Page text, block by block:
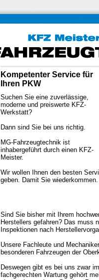
Kompetenter Service für
Ihren PKW
Suchen Sie eine zuverlässige,
moderne und preiswerte KFZ-
Werkstatt?
Dann sind Sie bei uns richtig.
MG-Fahrzeugtechnik ist
inhabergeführt durch einen KFZ-
Meister.
Wir wollen Ihnen den besten
geben. Damit Sie wiederkommen.
Sind Sie bisher mit Ihrem
Herstellers gefahren? Das muss
Inspektionen nach
Unsere Fachleute und
besonderen Fahrzeugen der
Deswegen gibt es bei uns zwar
fachgerechten Wartung gehört